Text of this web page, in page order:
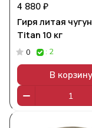
4 880 ₽
Гиря литая
Titan 10 кг
0 : 2
В корзину